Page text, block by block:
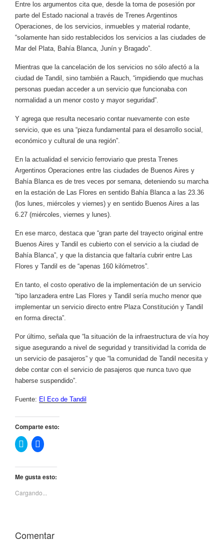
Entre los argumentos cita que, desde la toma de posesión por
parte del Estado nacional a través de Trenes Argentinos
Operaciones, de los servicios, inmuebles y material rodante,
“solamente han sido restablecidos los servicios a las ciudades de
Mar del Plata, Bahía Blanca, Junín y Bragado”.
Mientras que la cancelación de los servicios no sólo afectó a la
ciudad de Tandil, sino también a Rauch, “impidiendo que muchas
personas puedan acceder a un servicio que funcionaba con
normalidad a un menor costo y mayor seguridad”.
Y agrega que resulta necesario contar nuevamente con este
servicio, que es una “pieza fundamental para el desarrollo social,
económico y cultural de una región”.
En la actualidad el servicio ferroviario que presta Trenes
Argentinos Operaciones entre las ciudades de Buenos Aires y
Bahía Blanca es de tres veces por semana, deteniendo su marcha
en la estación de Las Flores en sentido Bahía Blanca a las 23.36
(los lunes, miércoles y viernes) y en sentido Buenos Aires a las
6.27 (miércoles, viernes y lunes).
En ese marco, destaca que “gran parte del trayecto original entre
Buenos Aires y Tandil es cubierto con el servicio a la ciudad de
Bahía Blanca”, y que la distancia que faltaría cubrir entre Las
Flores y Tandil es de “apenas 160 kilómetros”.
En tanto, el costo operativo de la implementación de un servicio
“tipo lanzadera entre Las Flores y Tandil sería mucho menor que
implementar un servicio directo entre Plaza Constitución y Tandil
en forma directa”.
Por último, señala que “la situación de la infraestructura de vía hoy
sigue asegurando a nivel de seguridad y transitividad la corrida de
un servicio de pasajeros” y que “la comunidad de Tandil necesita y
debe contar con el servicio de pasajeros que nunca tuvo que
haberse suspendido”.
Fuente: El Eco de Tandil
Comparte esto:
H
a
l
i
c
a
p
a
H
a
l
c
a
p
a
Me gusta esto:
Cargando...
Comentar